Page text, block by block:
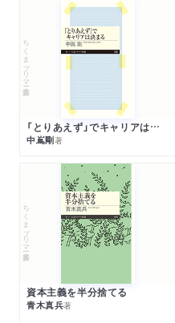
ちくまプリマー新書
「とりあえず」でキャリアは決まる
中嶌剛著
ちくまプリマー新書
資本主義を半分捨てる
青木真兵著